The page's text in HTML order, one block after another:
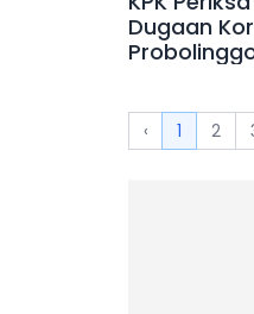
KPK
Dugaan
‹ 1 2